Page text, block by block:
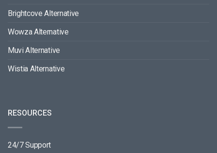
Brightcove Alternative
Wowza Alternative
Muvi Alternative
Wistia Alternative
RESOURCES
24/7 Support